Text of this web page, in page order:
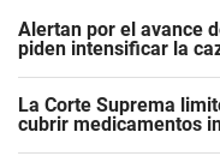
Alertan por el avance
piden intensificar la
La Corte Suprema
cubrir medicamentos